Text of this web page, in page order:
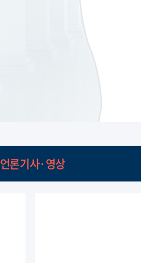
언론기사·영상